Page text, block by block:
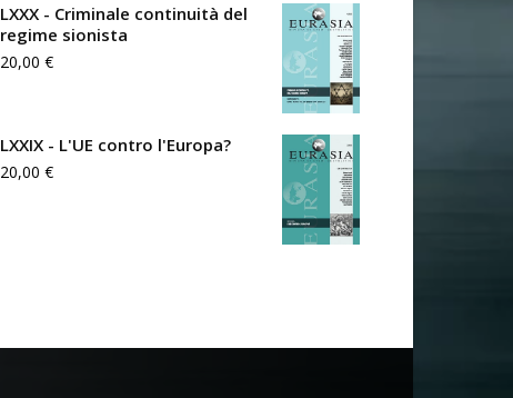
LXXX - Criminale continuità del
regime sionista
20,00 €
LXXIX - L'UE contro l'Europa?
20,00 €